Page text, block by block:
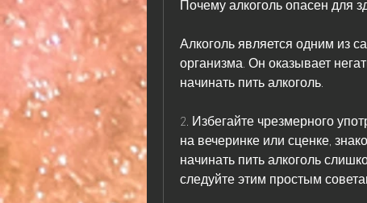
Алкоголь является одним из
организма. Он оказывает
начинать пить алкоголь.
2. Избегайте чрезмерного
на вечеринке или сценке,
начинать пить алкоголь
следуйте этим простым